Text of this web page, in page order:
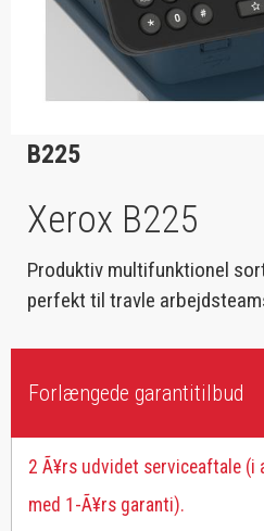
B225
Xerox B225
Produktiv multifunktionel
perfekt til travle
Forlængede garantitilbud
2 Ã¥rs udvidet serviceaftale (i
med 1-Ã¥rs garanti).